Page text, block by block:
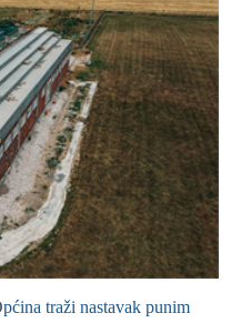
traži nastavak punim